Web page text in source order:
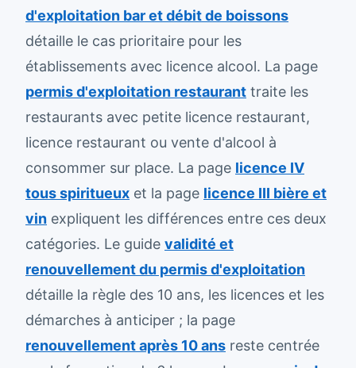
d'exploitation bar et débit de boissons
détaille le cas prioritaire pour les
établissements avec licence alcool. La page
permis d'exploitation restaurant traite les
restaurants avec petite licence restaurant,
licence restaurant ou vente d'alcool à
consommer sur place. La page licence IV
tous spiritueux et la page licence III bière et
vin expliquent les différences entre ces deux
catégories. Le guide validité et
renouvellement du permis d'exploitation
détaille la règle des 10 ans, les licences et les
démarches à anticiper ; la page
renouvellement après 10 ans reste centrée